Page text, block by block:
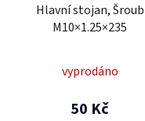
Hlavní stojan, Šroub
M10×1.25×235
vyprodáno
50 Kč